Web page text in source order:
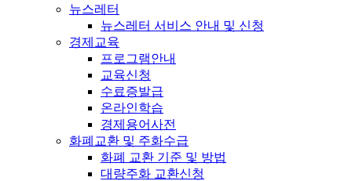
뉴스레터
뉴스레터 서비스 안내 및 신청
경제교육
프로그램안내
교육신청
수료증발급
온라인학습
경제용어사전
화폐교환 및 주화수급
화폐 교환 기준 및 방법
대량주화 교환신청